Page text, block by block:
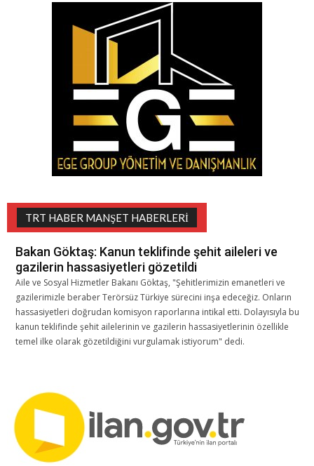
TRT HABER MANŞET HABERLERI
Bakan Göktaş: Kanun teklifinde şehit aileleri ve
gazilerin hassasiyetleri gözetildi
Aile ve Sosyal Hizmetler Bakanı Göktaş, "Şehitlerimizin emanetleri ve
gazilerimizle beraber Terörsüz Türkiye sürecini inşa edeceğiz. Onların
hassasiyetleri doğrudan komisyon raporlarına intikal etti. Dolayısıyla bu
kanun teklifinde şehit ailelerinin ve gazilerin hassasiyetlerinin özellikle
temel ilke olarak gözetildiğini vurgulamak istiyorum" dedi.